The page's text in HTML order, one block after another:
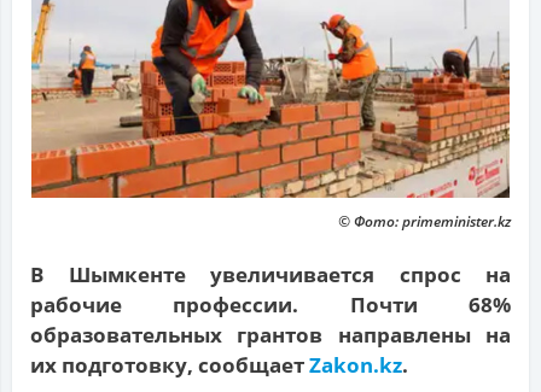
© Фото: primeminister.kz
В Шымкенте увеличивается спрос на
рабочие профессии. Почти 68%
образовательных грантов направлены на
их подготовку, сообщаетZakon.kz.